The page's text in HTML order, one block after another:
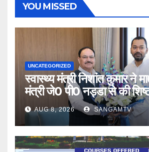
YOU MISSED
UNCATEGORIZED
स्वास्थ्य मंत्री निशांत कुमार ने
मंत्री जे0 पी0 नड्डा से की
AUG 8, 2026 SANGAMTV